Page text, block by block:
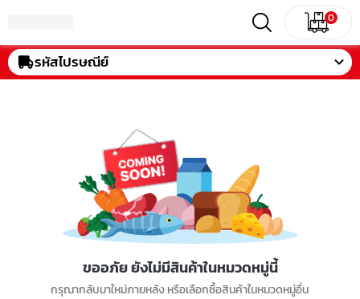
0
รหัสไปรษณีย์
ขออภัย ยังไม่มีสินค้าในหมวดหมู่นี้
กรุณากลับมาใหม่ภายหลัง หรือเลือกซื้อสินค้าในหมวดหมู่อื่น